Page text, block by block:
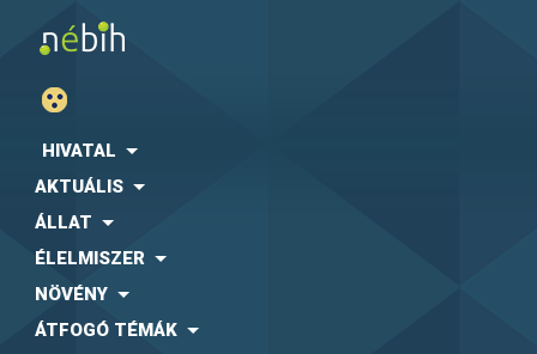
HIVATAL
AKTUÁLIS
ÁLLAT
ÉLELMISZER
NÖVÉNY
ÁTFOGÓ TÉMÁK